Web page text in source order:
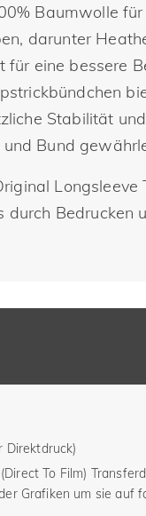
Baumwolle
darunter
für eine bessere
Stabilität
Bund
Bedrucken
Direktdruck)
To Film)
Grafiken um sie auf